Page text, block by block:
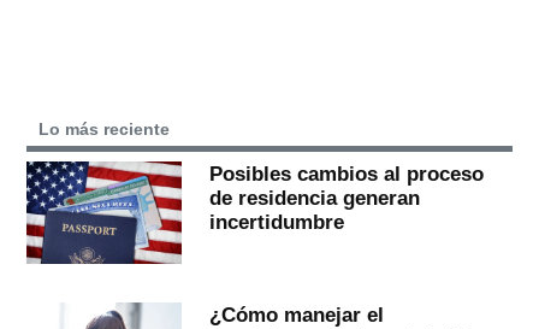
Lo más reciente
Posibles cambios al proceso
de residencia generan
incertidumbre
¿Cómo manejar el